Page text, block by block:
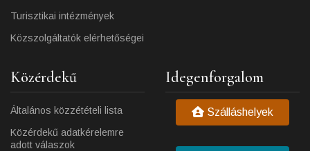
Turisztikai intézmények
Közszolgáltatók elérhetőségei
Közérdekű
Általános közzétételi lista
Közérdekű adatkérelemre
adott válaszok
Idegenforgalom
Szálláshelyek